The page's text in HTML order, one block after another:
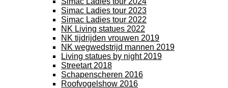
Simac Ladies tour 2023
Simac Ladies tour 2022
NK Living statues 2022
NK tijdrijden vrouwen 2019
NK wegwedstrijd mannen 2019
Living statues by night 2019
Streetart 2018
Schapenscheren 2016
Roofvogelshow 2016